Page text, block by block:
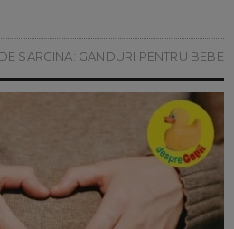
SARCINA: GANDURI PENTRU BEBE